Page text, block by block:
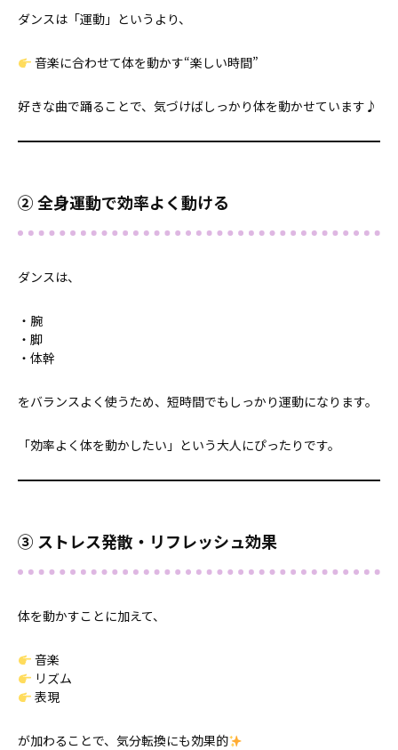
ダンスは「運動」というより、
音楽に合わせて体を動かす“楽しい時間”
好きな曲で踊ることで、気づけばしっかり体を動かせています♪
② 全身運動で効率よく動ける
ダンスは、
・腕
・脚
・体幹
をバランスよく使うため、短時間でもしっかり運動になります。
「効率よく体を動かしたい」という大人にぴったりです。
③ ストレス発散・リフレッシュ効果
体を動かすことに加えて、
音楽
リズム
表現
が加わることで、気分転換にも効果的